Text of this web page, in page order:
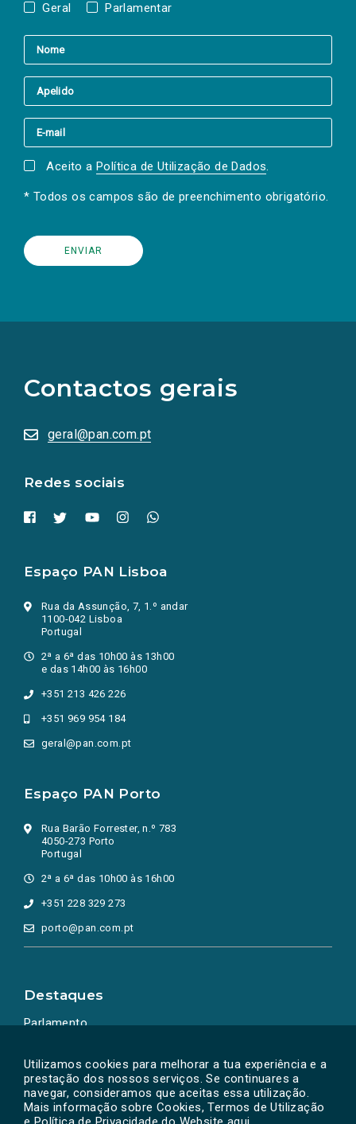
Utilizamos cookies para melhorar a tua experiência e a
prestação dos nossos serviços. Se continuares a
navegar, consideramos que aceitas essa utilização.
Mais informação sobre Cookies, Termos de Utilização
Geral Parlamentar
Aceito a Política de Utilização de Dados.
* Todos os campos são de preenchimento obrigatório.
Contactos gerais
geral@pan.com.pt
Redes sociais
redes
sociais
numa
nova
Espaço PAN Lisboa
Rua da Assunção, 7, 1.º andar
1100-042 Lisboa
Portugal
2ª a 6ª das 10h00 às 13h00
e das 14h00 às 16h00
+351 213 426 226
+351 969 954 184
geral@pan.com.pt
Espaço PAN Porto
Rua Barão Forrester, n.º 783
4050-273 Porto
Portugal
2ª a 6ª das 10h00 às 16h00
+351 228 329 273
porto@pan.com.pt
Destaques
Parlamento